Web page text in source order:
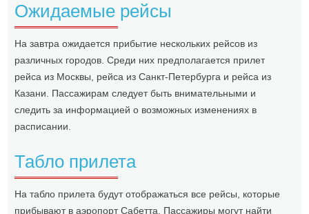
Ожидаемые рейсы
На завтра ожидается прибытие нескольких рейсов из
различных городов. Среди них предполагается прилет
рейса из Москвы, рейса из Санкт-Петербурга и рейса из
Казани. Пассажирам следует быть внимательными и
следить за информацией о возможных изменениях в
расписании.
Табло прилета
На табло прилета будут отображаться все рейсы, которые
прибывают в аэропорт Сабетта. Пассажиры могут найти